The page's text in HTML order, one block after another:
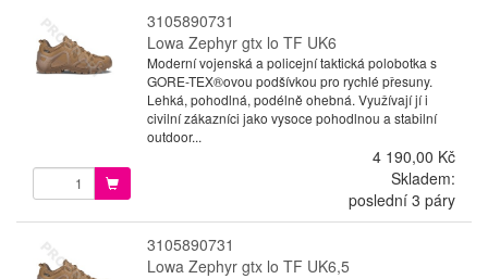
3105890731
Lowa Zephyr gtx lo TF UK6
Moderní vojenská a policejní taktická polobotka s
GORE-TEX®ovou podšívkou pro rychlé přesuny.
Lehká, pohodlná, podélně ohebná. Využívají jí i
civilní zákazníci jako vysoce pohodlnou a stabilní
outdoor...
4 190,00 Kč
Skladem:
poslední 3 páry
3105890731
Lowa Zephyr gtx lo TF UK6,5